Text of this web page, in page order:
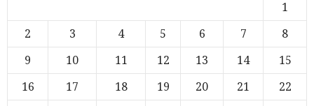
1
2
3 4 5 6 7
8
9
10 11 12 13 14
15
16
17 18 19 20 21
22